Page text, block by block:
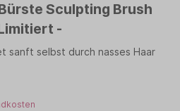
Sculpting Brush
-
sanft selbst durch nasses Haar